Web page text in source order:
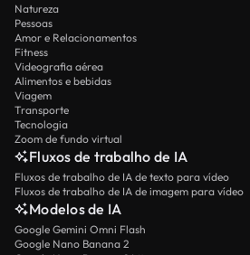
Natureza
Pessoas
Amor e Relacionamentos
Fitness
Videografia aérea
Alimentos e bebidas
Viagem
Transporte
Tecnologia
Zoom de fundo virtual
Fluxos de trabalho de IA
Fluxos de trabalho de IA de texto para vídeo
Fluxos de trabalho de IA de imagem para vídeo
Modelos de IA
Google Gemini Omni Flash
Google Nano Banana 2